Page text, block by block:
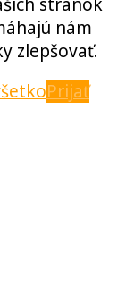
nám
zlepšovať.
Prijať